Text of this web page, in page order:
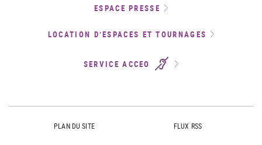
ESPACE PRESSE
LOCATION D’ESPACES ET TOURNAGES
SERVICE ACCEO
PLAN DU SITE FLUX RSS